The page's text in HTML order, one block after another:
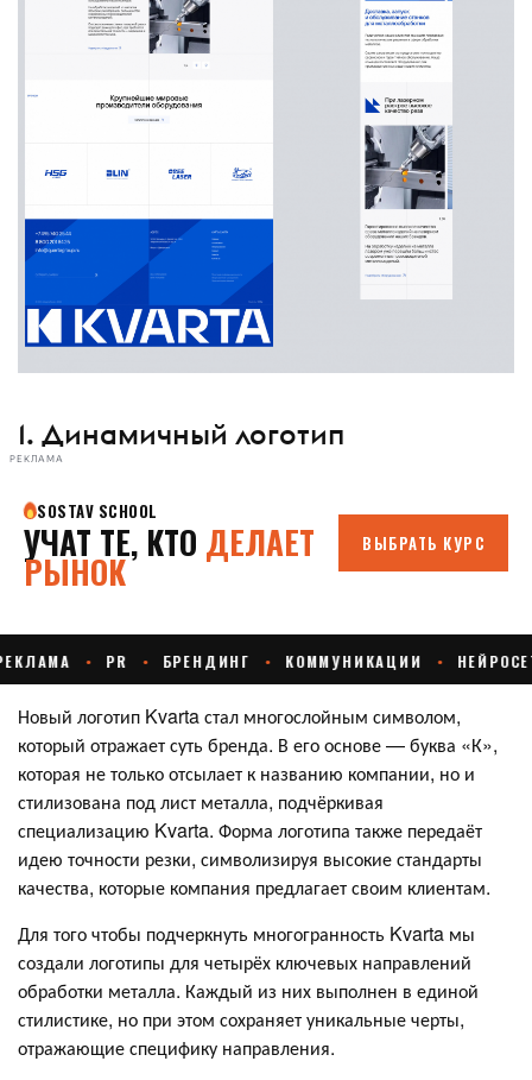
1. Динамичный логотип
РЕКЛАМА
Новый логотип Kvarta стал многослойным символом,
который отражает суть бренда. В его основе — буква «К»,
которая не только отсылает к названию компании, но и
стилизована под лист металла, подчёркивая
специализацию Kvarta. Форма логотипа также передаёт
идею точности резки, символизируя высокие стандарты
качества, которые компания предлагает своим клиентам.
Для того чтобы подчеркнуть многогранность Kvarta мы
создали логотипы для четырёх ключевых направлений
обработки металла. Каждый из них выполнен в единой
стилистике, но при этом сохраняет уникальные черты,
отражающие специфику направления.